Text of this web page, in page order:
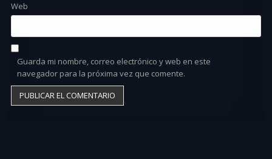
Web
Guarda mi nombre, correo electrónico y web en este
navegador para la próxima vez que comente.